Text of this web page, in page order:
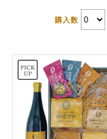
購入数